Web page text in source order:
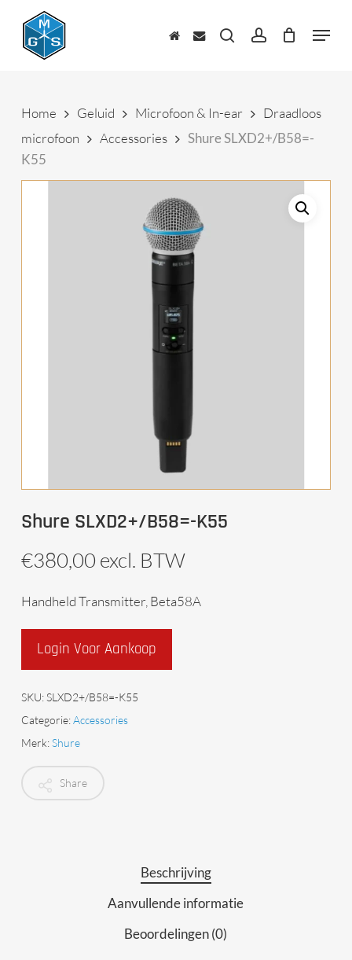
content
zoekenaccount Menu
Home Geluid Microfoon & In-ear
Draadloos
microfoon
Accessories
Shure SLXD2+/B58=-
K55
Shure SLXD2+/B58=-K55
€380,00 excl. BTW
Handheld Transmitter, Beta58A
Login Voor Aankoop
SKU:SLXD2+/B58=-K55
Categorie:Accessories
Merk:Shure
Share
Beschrijving
Aanvullende informatie
Beoordelingen (0)